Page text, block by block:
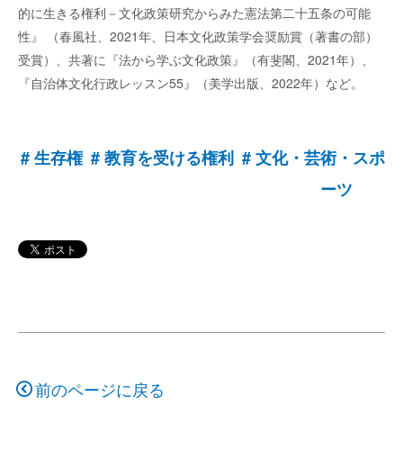
的に生きる権利－文化政策研究からみた憲法第二十五条の可能
性』 （春風社、2021年、日本文化政策学会奨励賞（著書の部）
受賞）、共著に『法から学ぶ文化政策』（有斐閣、2021年）、
『自治体文化行政レッスン55』（美学出版、2022年）など。
生存権 教育を受ける権利
文化・芸術・スポ
ーツ
前のページに戻る